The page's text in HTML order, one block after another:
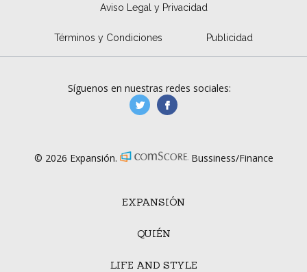
Aviso Legal y Privacidad
Términos y Condiciones Publicidad
EXPANSIÓN
QUIÉN
LIFE AND STYLE
Síguenos en nuestras redes sociales:
manufacturaGE
© 2026 Expansión. Bussiness/Finance